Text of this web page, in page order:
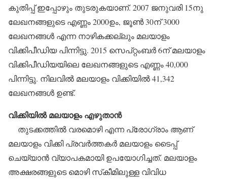
കുതിപ്പ് ഇപ്പോഴും തുടരുകയാണ്. 2007 ജനുവരി 15നു
ലേഖനങ്ങളുടെ എണ്ണം 2000ഉം, ജൂണ്‍ 30ന് 3000
ലേഖനങ്ങള്‍ എന്ന നാഴികക്കല്ലും മലയാളം
വിക്കിപീഡിയ പിന്നിട്ടു. 2015 സെപ്റ്റംബര്‍ 6ന് മലയാളം
വിക്കിപീഡിയയിലെ ലേഖനങ്ങളുടെ എണ്ണം 40,000
പിന്നിട്ടു. നിലവില്‍ മലയാളം വിക്കിയില്‍ 41,342
ലേഖനങ്ങള്‍ ഉണ്ട്.
വിക്കിയില്‍ മലയാളം എഴുതാന്‍
തുടക്കത്തില്‍ വരമൊഴി എന്ന പ്രോഗ്രാം ആണ്
മലയാളം വിക്കി പ്രവര്‍ത്തകര്‍ മലയാളം ടൈപ്പ്
ചെയ്യാന്‍ വ്യാപകമായി ഉപയോഗിച്ചത്. മലയാളം
അക്ഷരങ്ങളുടെ മൊഴി സ്‌കീമിലുള്ള വിവിധ